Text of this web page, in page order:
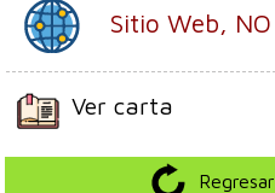
Sitio Web, NO
Ver carta
Regresar